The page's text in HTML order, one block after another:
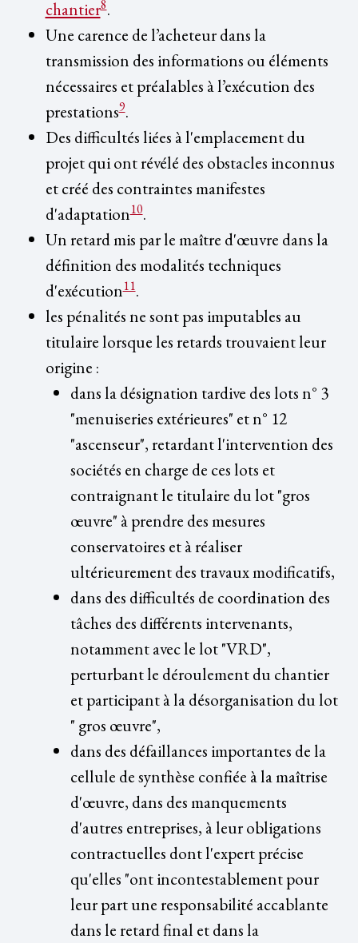
chantier8.
Une carence de l’acheteur dans la
transmission des informations ou éléments
nécessaires et préalables à l’exécution des
prestations9.
Des difficultés liées à l'emplacement du
projet qui ont révélé des obstacles inconnus
et créé des contraintes manifestes
d'adaptation10.
Un retard mis par le maître d'œuvre dans la
définition des modalités techniques
d'exécution11.
les pénalités ne sont pas imputables au
titulaire lorsque les retards trouvaient leur
origine :
dans la désignation tardive des lots n° 3
"menuiseries extérieures" et n° 12
"ascenseur", retardant l'intervention des
sociétés en charge de ces lots et
contraignant le titulaire du lot "gros
œuvre" à prendre des mesures
conservatoires et à réaliser
ultérieurement des travaux modificatifs,
dans des difficultés de coordination des
tâches des différents intervenants,
notamment avec le lot "VRD",
perturbant le déroulement du chantier
et participant à la désorganisation du lot
" gros œuvre",
dans des défaillances importantes de la
cellule de synthèse confiée à la maîtrise
d'œuvre, dans des manquements
d'autres entreprises, à leur obligations
contractuelles dont l'expert précise
qu'elles "ont incontestablement pour
leur part une responsabilité accablante
dans le retard final et dans la